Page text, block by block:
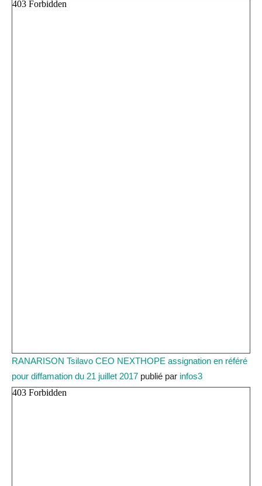
RANARISON Tsilavo CEO NEXTHOPE assignation en référé
pour diffamation du 21 juillet 2017 publié par infos3